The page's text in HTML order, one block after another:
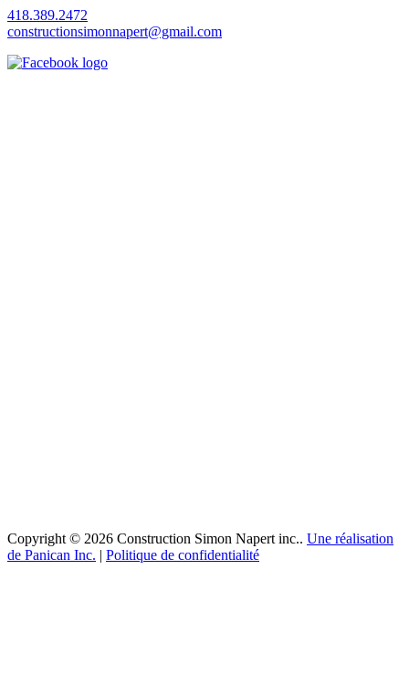
418.389.2472
constructionsimonnapert@gmail.com
Copyright © 2026 Construction Simon Napert inc.. Une réalisation
de Panican Inc. | Politique de confidentialité